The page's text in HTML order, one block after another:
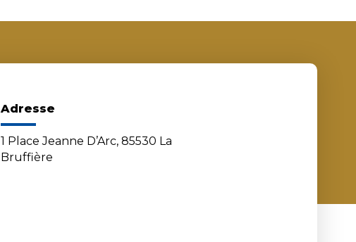
Adresse
1 Place Jeanne D’Arc, 85530 La
Bruffière